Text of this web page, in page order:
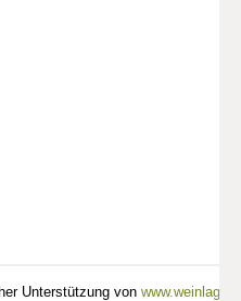
Unterstützung von